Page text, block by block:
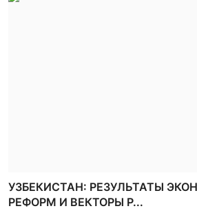
УЗБЕКИСТАН: РЕЗУЛЬТАТЫ
РЕФОРМ И ВЕКТОРЫ Р...